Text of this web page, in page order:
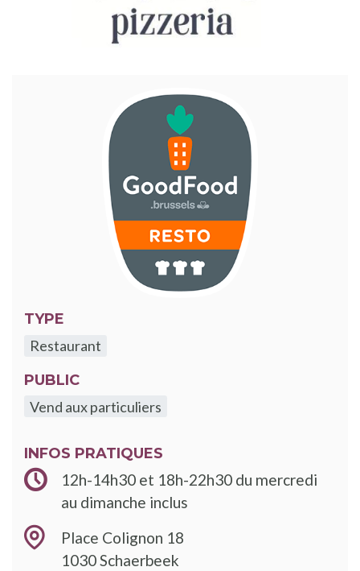
TYPE
Restaurant
PUBLIC
Vend aux particuliers
INFOS PRATIQUES
12h-14h30 et 18h-22h30 du mercredi
au dimanche inclus
Place Colignon 18
1030Schaerbeek